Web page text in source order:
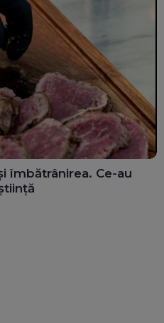
îmbătrânirea. Ce-au